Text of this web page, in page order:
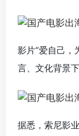
影片“爱自己，
言、文化背景
据悉，索尼影